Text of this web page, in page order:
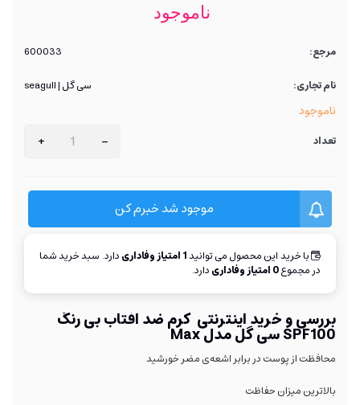
بررسی و خرید اینترنتی کرم ضد آفتاب بی رنگ
SPF100 سی گل مدل Max
محافظت از پوست در برابر اشعه‌ی مضر خورشید
بالاترین میزان حفاظت
ناموجود
مرجع:
600033
نام تجاری:
سی گل | seagull
ناموجود
تعداد -
+
موجود شد خبرم کن
با خرید این محصول می توانید1امتیاز وفاداریدارد. سبد خرید شما
در مجموع0امتیاز وفاداریدارد.